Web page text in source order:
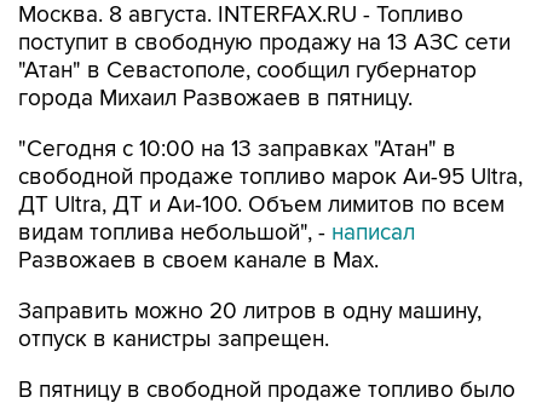
Москва. 8 августа. INTERFAX.RU - Топливо
поступит в свободную продажу на 13 АЗС сети
"Атан" в Севастополе, сообщил губернатор
города Михаил Развожаев в пятницу.
"Сегодня с 10:00 на 13 заправках "Атан" в
свободной продаже топливо марок Аи-95 Ultra,
ДТ Ultra, ДТ и Аи-100. Объем лимитов по всем
видам топлива небольшой", - написал
Развожаев в своем канале в Max.
Заправить можно 20 литров в одну машину,
отпуск в канистры запрещен.
В пятницу в свободной продаже топливо было